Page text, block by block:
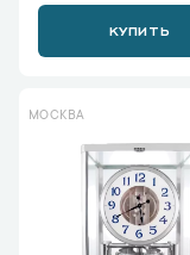
КУПИТЬ
МОСКВА